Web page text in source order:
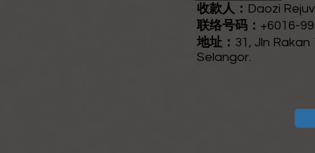
收款人： Daozi
联络号码： +6016-
地址： 31, Jln Rakan
Selangor.